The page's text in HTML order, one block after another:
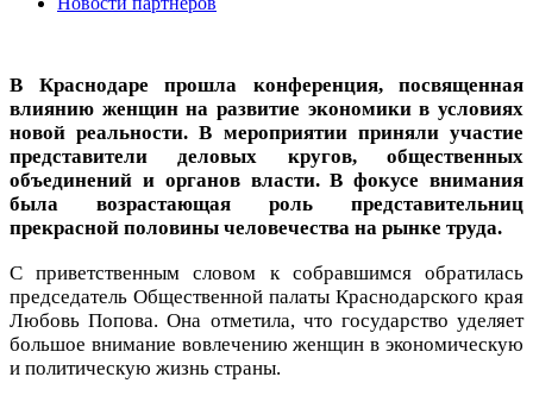
В Краснодаре прошла конференция, посвященная
влиянию женщин на развитие экономики в условиях
новой реальности. В мероприятии приняли участие
представители деловых кругов, общественных
объединений и органов власти. В фокусе внимания
была возрастающая роль представительниц
прекрасной половины человечества на рынке труда.
С приветственным словом к собравшимся обратилась
председатель Общественной палаты Краснодарского края
Любовь Попова. Она отметила, что государство уделяет
большое внимание вовлечению женщин в экономическую
и политическую жизнь страны.